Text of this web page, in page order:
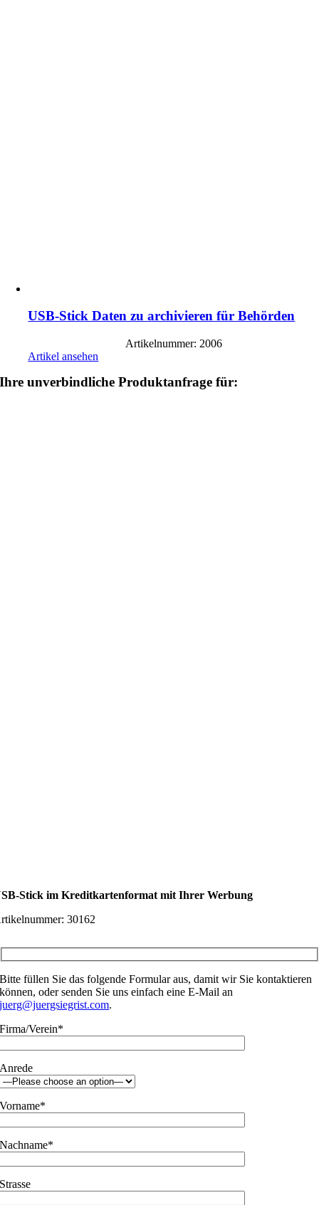
USB-Stick Daten zu archivieren für Behörden
Artikelnummer: 2006
Artikel ansehen
Ihre unverbindliche Produktanfrage für:
Stick im Kreditkartenformat mit Ihrer Werbung
30162
Bitte füllen Sie das folgende Formular aus, damit wir Sie kontaktieren
können, oder senden Sie uns einfach eine E-Mail an
juerg@juergsiegrist.com.
Firma/Verein*
Anrede
Vorname*
Nachname*
Strasse